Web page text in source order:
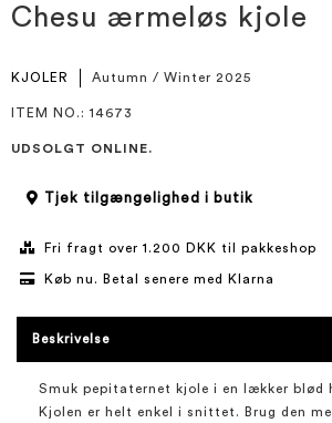
starten
af
Chesu ærmeløs kjole
KJOLER Autumn / Winter 2025
ITEM NO. : 14673
UDSOLGT ONLINE.
Tjek tilgængelighed i butik
Fri fragt over 1.200 DKK til pakkeshop
Køb nu. Betal senere med Klarna
Beskrivelse
Smuk pepitaternet kjole i en lækker blød
Kjolen er helt enkel i snittet. Brug den